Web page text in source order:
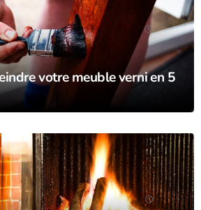
votre meuble verni en 5
30/08/23
09/03/23